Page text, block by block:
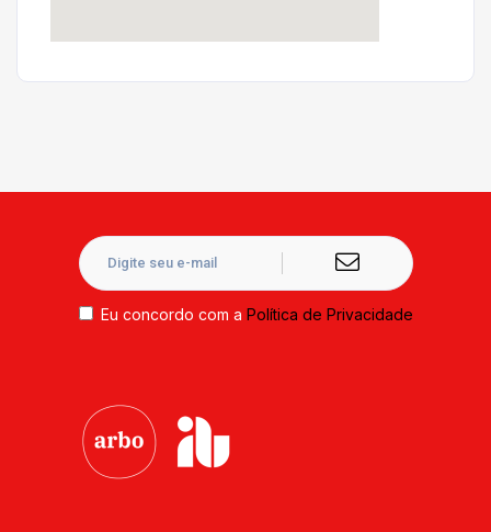
Eu concordo com a Política de Privacidade